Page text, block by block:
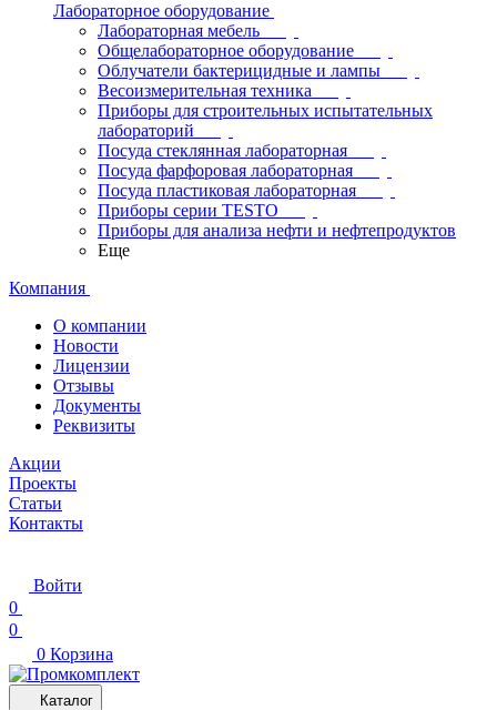
Лабораторное оборудование
Лабораторная мебель
Общелабораторное оборудование
Облучатели бактерицидные и лампы
Весоизмерительная техника
Приборы для строительных испытательных
лабораторий
Посуда стеклянная лабораторная
Посуда фарфоровая лабораторная
Посуда пластиковая лабораторная
Приборы серии TESTO
Приборы для анализа нефти и нефтепродуктов
Еще
Компания
О компании
Новости
Лицензии
Отзывы
Документы
Реквизиты
Акции
Проекты
Статьи
Контакты
Войти
0
0
0 Корзина
Каталог